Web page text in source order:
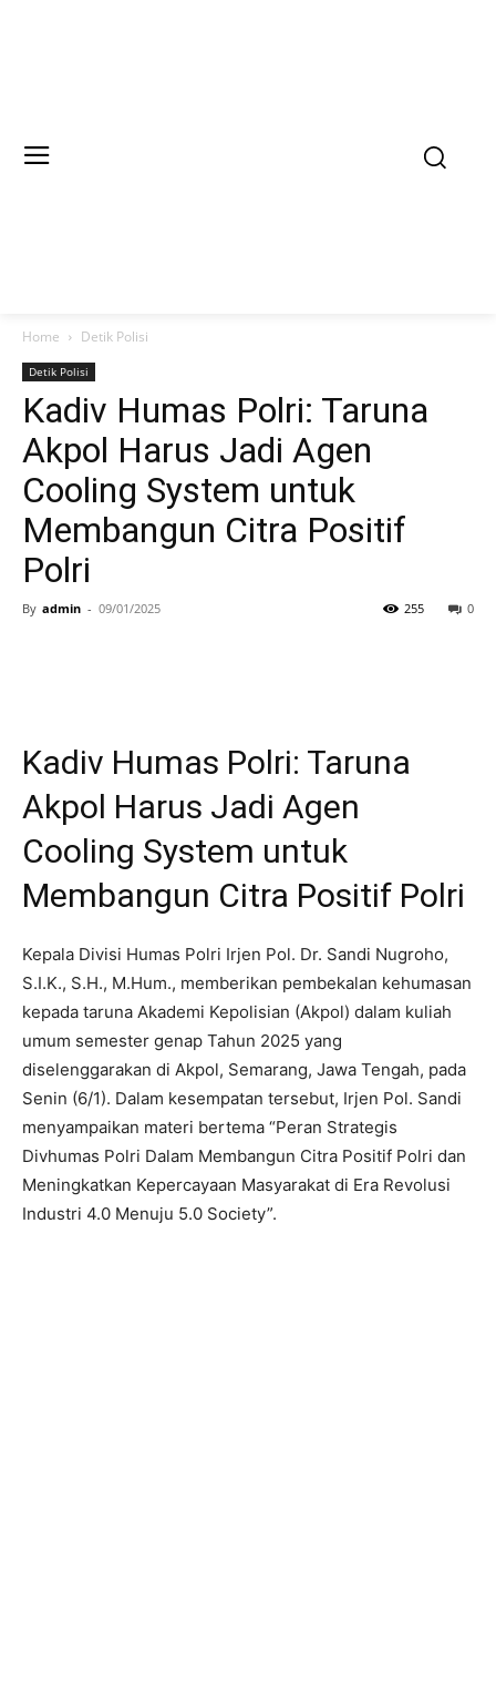
Home Detik Polisi
Detik Polisi
Kadiv Humas Polri: Taruna
Akpol Harus Jadi Agen
Cooling System untuk
Membangun Citra Positif
Polri
By admin - 09/01/2025 0
255
Kadiv Humas Polri: Taruna
Akpol Harus Jadi Agen
Cooling System untuk
Membangun Citra Positif Polri
Kepala Divisi Humas Polri Irjen Pol. Dr. Sandi Nugroho,
S.I.K., S.H., M.Hum., memberikan pembekalan kehumasan
kepada taruna Akademi Kepolisian (Akpol) dalam kuliah
umum semester genap Tahun 2025 yang
diselenggarakan di Akpol, Semarang, Jawa Tengah, pada
Senin (6/1). Dalam kesempatan tersebut, Irjen Pol. Sandi
menyampaikan materi bertema “Peran Strategis
Divhumas Polri Dalam Membangun Citra Positif Polri dan
Meningkatkan Kepercayaan Masyarakat di Era Revolusi
Industri 4.0 Menuju 5.0 Society”.